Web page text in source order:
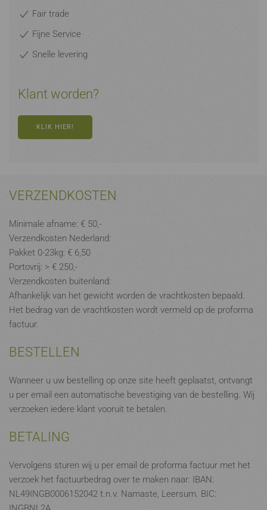
Fair trade
Fijne Service
Snelle levering
Klant worden?
KLIK HIER!
VERZENDKOSTEN
Minimale afname: € 50,-
Verzendkosten Nederland:
Pakket 0-23kg: € 6,50
Portovrij: > € 250,-
Verzendkosten buitenland:
Afhankelijk van het gewicht worden de vrachtkosten bepaald.
Het bedrag van de vrachtkosten wordt vermeld op de proforma
factuur.
BESTELLEN
Wanneer u uw bestelling op onze site heeft geplaatst, ontvangt
u per email een automatische bevestiging van de bestelling. Wij
verzoeken iedere klant vooruit te betalen.
BETALING
Vervolgens sturen wij u per email de proforma factuur met het
verzoek het factuurbedrag over te maken naar: IBAN:
NL49INGB0006152042 t.n.v. Namaste, Leersum. BIC: